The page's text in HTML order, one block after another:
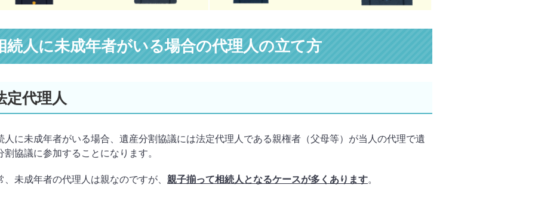
続人に未成年者がいる場合の代理人の立て方
定代理人
人に未成年者がいる場合、遺産分割協議には法定代理人である親権者（父母等）が当人の代理で遺
割協議に参加することになります。
、未成年者の代理人は親なのですが、 親子揃って相続人となるケースが多くあります。